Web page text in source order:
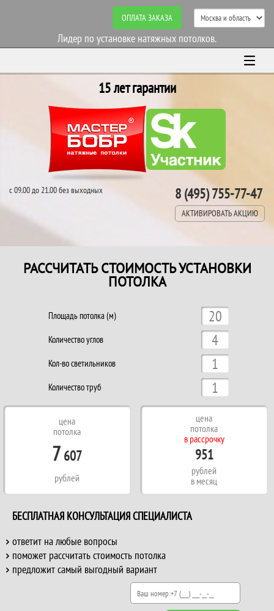
ОПЛАТА ЗАКАЗА
Лидер по установке натяжных потолков.
15 лет гарантии
с 09.00 до 21.00 без выходных 8 (495) 755-77-47
АКТИВИРОВАТЬ АКЦИЮ
РАССЧИТАТЬ СТОИМОСТЬ УСТАНОВКИ
ПОТОЛКА
Площадь потолка (м)
Количество углов
Кол-во светильников
Количество труб
цена
потолка
7 607
рублей
цена
потолка
в рассрочку
951
рублей
в месяц
БЕСПЛАТНАЯ КОНСУЛЬТАЦИЯ СПЕЦИАЛИСТА
ответит на любые вопросы
поможет рассчитать стоимость потолка
предложит самый выгодный вариант